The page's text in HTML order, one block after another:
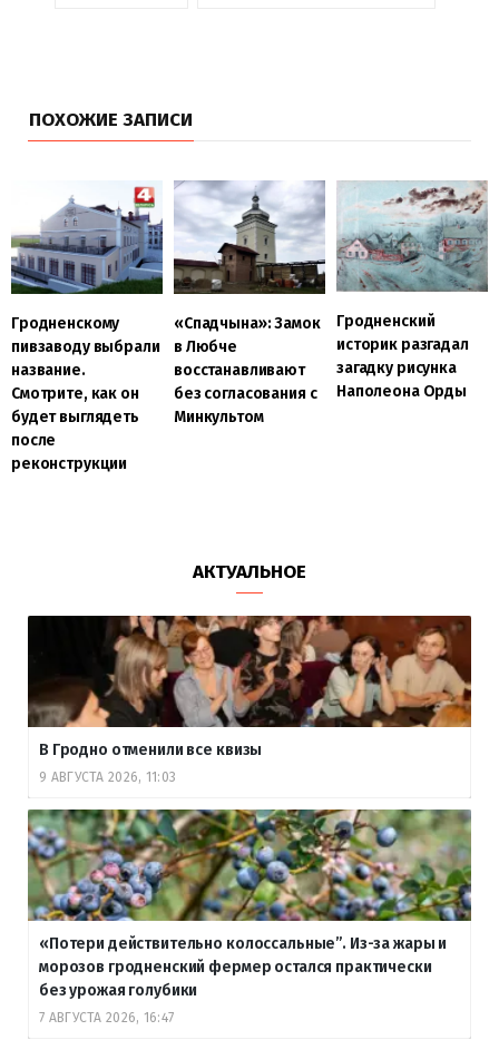
ПОХОЖИЕ ЗАПИСИ
Гродненскому
пивзаводу выбрали
название.
Смотрите, как он
будет выглядеть
после
реконструкции
«Спадчына»: Замок
в Любче
восстанавливают
без согласования с
Минкультом
Гродненский
историк разгадал
загадку рисунка
Наполеона Орды
АКТУАЛЬНОЕ
В Гродно отменили все квизы
9 АВГУСТА 2026, 11:03
«Потери действительно колоссальные”. Из-за жары и
морозов гродненский фермер остался практически
без урожая голубики
7 АВГУСТА 2026, 16:47